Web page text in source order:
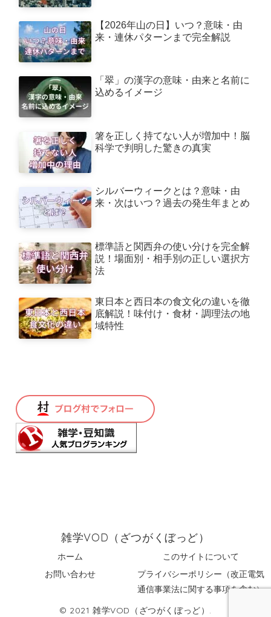
【2026年山の日】いつ？意味・由
来・連休パターンまで完全解説
「翠」の漢字の意味・由来と名前に
込めるイメージ
箸を正しく持てない人が増加中！脳
科学で判明した驚きの真実
シルバーウィークとは？意味・由
来・次はいつ？過去の発生年まとめ
標準語と関西弁の使い分けを完全解
説！場面別・相手別の正しい選択方
法
東日本と西日本の食文化の違いを徹
底解説！味付け・食材・調理法の地
域特性
雑学VOD（ざつがくぼっど）
ホーム
このサイトについて
お問い合わせ
プライバシーポリシー（改正電気
通信事業法に関する事項を含む）
© 2021 雑学VOD（ざつがくぼっど）.